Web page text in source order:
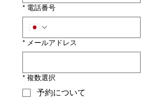
* 電話番号
* メールアドレス
* 複数選択
予約について